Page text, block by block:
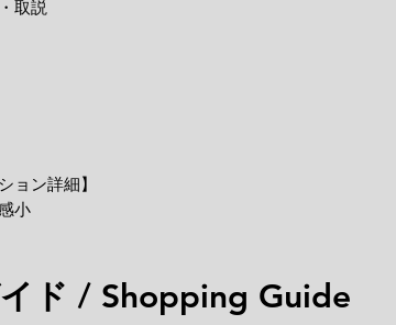
取説
ョン詳細】
小
ド / Shopping Guide